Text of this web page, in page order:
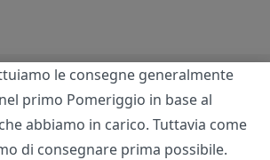
Big in Elegante
le consegne generalmente
primo Pomeriggio in base al
abbiamo in carico. Tuttavia come
di consegnare prima possibile.